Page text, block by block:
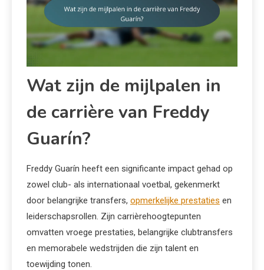
Wat zijn de mijlpalen in
de carrière van Freddy
Guarín?
Freddy Guarín heeft een significante impact gehad op
zowel club- als internationaal voetbal, gekenmerkt
door belangrijke transfers, opmerkelijke prestaties en
leiderschapsrollen. Zijn carrièrehoogtepunten
omvatten vroege prestaties, belangrijke clubtransfers
en memorabele wedstrijden die zijn talent en
toewijding tonen.